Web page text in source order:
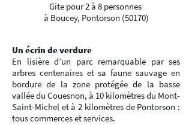
Gite pour 2 à 8 personnes
à Boucey, Pontorson (50170)
Un écrin de verdure
En lisière d’un parc remarquable par ses
arbres centenaires et sa faune sauvage en
bordure de la zone protégée de la basse
vallée du Couesnon, à 10 kilomètres du Mont-
Saint-Michel et à 2 kilomètres de Pontorson :
tous commerces et services.